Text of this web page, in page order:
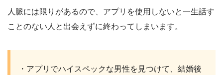
人脈には限りがあるので、アプリを使用しないと一生話す
ことのない人と出会えずに終わってしまいます。
・アプリでハイスペックな男性を見つけて、結婚後